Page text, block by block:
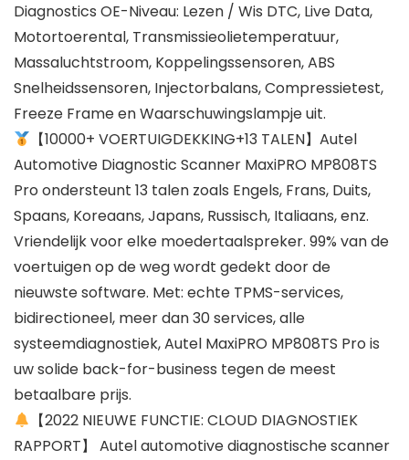
Diagnostics OE-Niveau: Lezen / Wis DTC, Live Data,
Motortoerental, Transmissieolietemperatuur,
Massaluchtstroom, Koppelingssensoren, ABS
Snelheidssensoren, Injectorbalans, Compressietest,
Freeze Frame en Waarschuwingslampje uit.
【10000+ VOERTUIGDEKKING+13 TALEN】Autel
Automotive Diagnostic Scanner MaxiPRO MP808TS
Pro ondersteunt 13 talen zoals Engels, Frans, Duits,
Spaans, Koreaans, Japans, Russisch, Italiaans, enz.
Vriendelijk voor elke moedertaalspreker. 99% van de
voertuigen op de weg wordt gedekt door de
nieuwste software. Met: echte TPMS-services,
bidirectioneel, meer dan 30 services, alle
systeemdiagnostiek, Autel MaxiPRO MP808TS Pro is
uw solide back-for-business tegen de meest
betaalbare prijs.
【2022 NIEUWE FUNCTIE: CLOUD DIAGNOSTIEK
RAPPORT】 Autel automotive diagnostische scanner